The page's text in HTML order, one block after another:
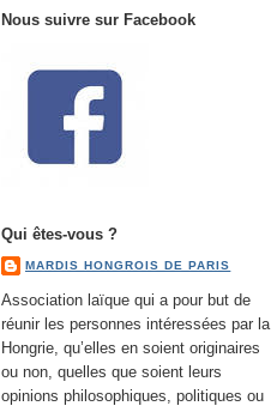
Nous suivre sur Facebook
Qui êtes-vous ?
MARDIS HONGROIS DE PARIS
Association laïque qui a pour but de
réunir les personnes intéressées par la
Hongrie, qu’elles en soient originaires
ou non, quelles que soient leurs
opinions philosophiques, politiques ou